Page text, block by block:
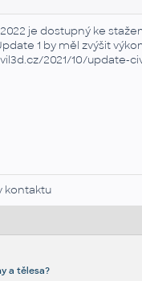
2022 je dostupný ke
1 by měl zvýšit
2021/10/update-
kontaktu
a tělesa?